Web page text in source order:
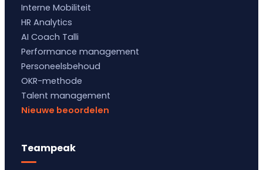
Interne Mobiliteit
HR Analytics
AI Coach Talli
Performance management
Personeelsbehoud
OKR-methode
Talent management
Nieuwe beoordelen
Teampeak